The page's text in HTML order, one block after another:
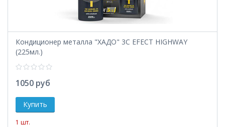
Кондиционер металла "ХАДО" 3C EFECT HIGHWAY
(225мл.)
1050 руб
1 шт.